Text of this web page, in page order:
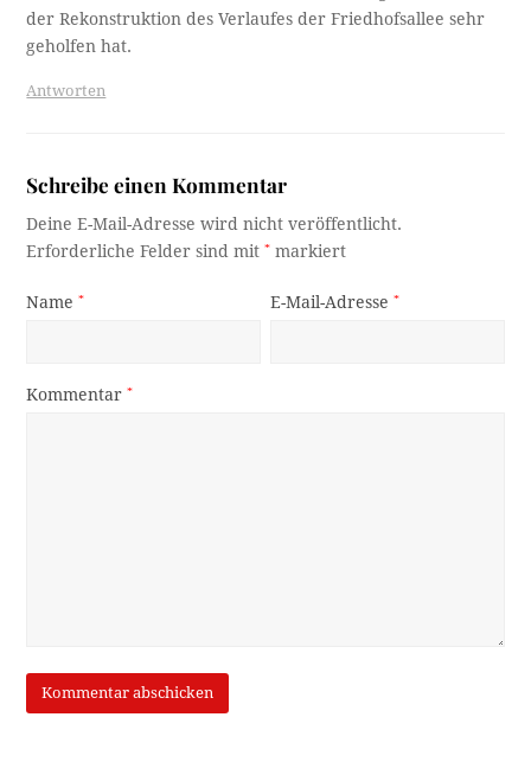
der Rekonstruktion des Verlaufes der Friedhofsallee sehr
geholfen hat.
Antworten
Schreibe einen Kommentar
Deine E-Mail-Adresse wird nicht veröffentlicht.
Erforderliche Felder sind mit* markiert
Name* E-Mail-Adresse*
Kommentar*